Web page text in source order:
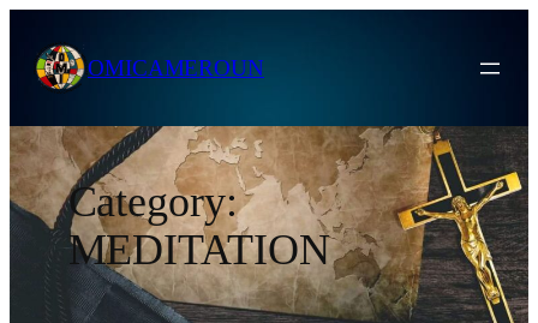
content
OMICAMEROUN
Category:
MEDITATION